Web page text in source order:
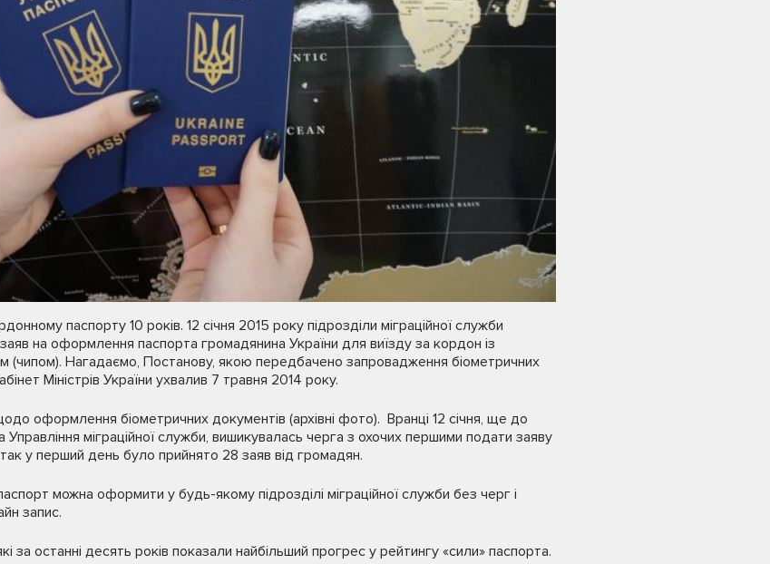
паспорту 10 років. 12 січня 2015 року підрозділи міграційної служби
на оформлення паспорта громадянина України для виїзду за кордон із
(чипом). Нагадаємо, Постанову, якою передбачено запровадження біометричних
Міністрів України ухвалив 7 травня 2014 року.
оформлення біометричних документів (архівні фото). Вранці 12 січня, ще до
міграційної служби, вишикувалась черга з охочих першими подати заяву
у перший день було прийнято 28 заяв від громадян.
можна оформити у будь-якому підрозділі міграційної служби без черг і
запис.
за останні десять років показали найбільший прогрес у рейтингу «сили» паспорта.